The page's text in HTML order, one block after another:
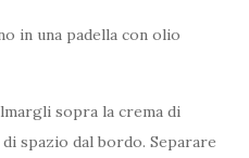
in una padella con olio
sopra la crema di
spazio dal bordo. Separare